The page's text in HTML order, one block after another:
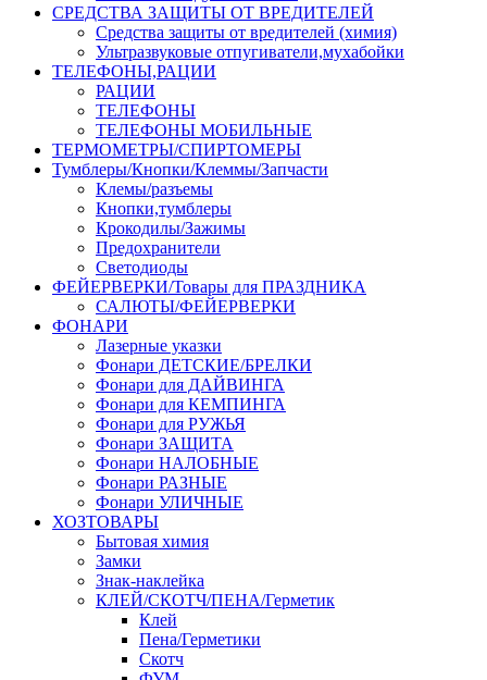
СРЕДСТВА ЗАЩИТЫ ОТ ВРЕДИТЕЛЕЙ
Средства защиты от вредителей (химия)
Ультразвуковые отпугиватели,мухабойки
ТЕЛЕФОНЫ,РАЦИИ
РАЦИИ
ТЕЛЕФОНЫ
ТЕЛЕФОНЫ МОБИЛЬНЫЕ
ТЕРМОМЕТРЫ/СПИРТОМЕРЫ
Тумблеры/Кнопки/Клеммы/Запчасти
Клемы/разъемы
Кнопки,тумблеры
Крокодилы/Зажимы
Предохранители
Светодиоды
ФЕЙЕРВЕРКИ/Товары для ПРАЗДНИКА
САЛЮТЫ/ФЕЙЕРВЕРКИ
ФОНАРИ
Лазерные указки
Фонари ДЕТСКИЕ/БРЕЛКИ
Фонари для ДАЙВИНГА
Фонари для КЕМПИНГА
Фонари для РУЖЬЯ
Фонари ЗАЩИТА
Фонари НАЛОБНЫЕ
Фонари РАЗНЫЕ
Фонари УЛИЧНЫЕ
ХОЗТОВАРЫ
Бытовая химия
Замки
Знак-наклейка
КЛЕЙ/СКОТЧ/ПЕНА/Герметик
Клей
Пена/Герметики
Скотч